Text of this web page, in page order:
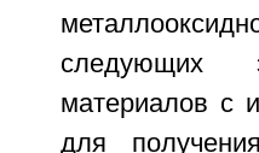
следующих
материалов с
для